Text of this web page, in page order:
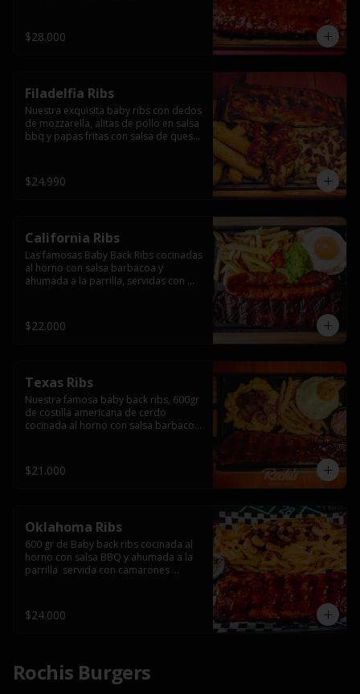
$28.000
Filadelfia Ribs
Nuestra exquisita baby ribs con dedos
de mozzarella, alitas de pollo en salsa
bbq y papas fritas con salsa de queso
$24.990
California Ribs
Las famosas Baby Back Ribs cocinadas
al horno con salsa barbacoa y
ahumada a la parrilla, servidas con
$22.000
Texas Ribs
Nuestra famosa baby back ribs, 600gr
de costilla americana de cerdo
cocinada al horno con salsa barbacoa
tocino ahumado laminado, papas
fritas  y un huevo frito.
$21.000
Oklahoma Ribs
600 gr de Baby back ribs cocinada al
horno con salsa BBQ y ahumada a la
parrilla  servida con camarones
$24.000
Rochis Burgers